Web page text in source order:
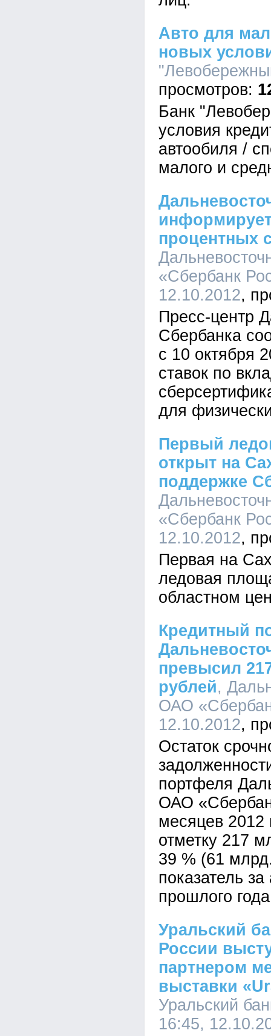
Авто для
новых
Банк
условия
автообиля /
малого и
процентных
«Сбербанк
12.10.2012
Пресс-центр
Сбербанка
с 10 октября
ставок по
для
Первый
открыт на
поддержке
«Сбербанк
12.10.2012
Первая на
ледовая
областном
Кредитный
превысил
рублей,
ОАО
12.10.2012
Остаток
портфеля
ОАО
месяцев 2012
отметку 217
39 % (61
показатель
прошлого
Уральский
России
партнером
выставки
Уральский
16:45,